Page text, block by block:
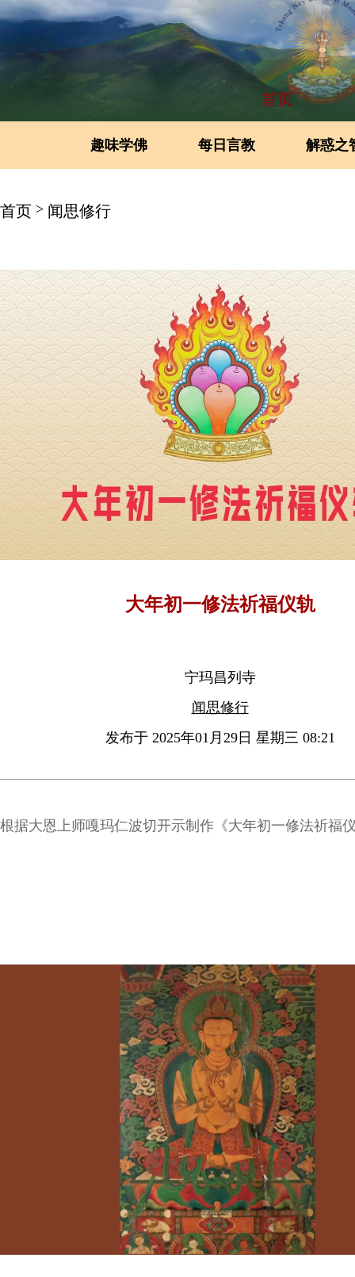
首页
趣味学佛 每日言教 解惑之
首页 > 闻思修行
大年初一修法祈福仪轨
宁玛昌列寺
闻思修行
发布于 2025年01月29日 星期三 08:21
根据大恩上师嘎玛仁波切开示制作《大年初一修法祈福